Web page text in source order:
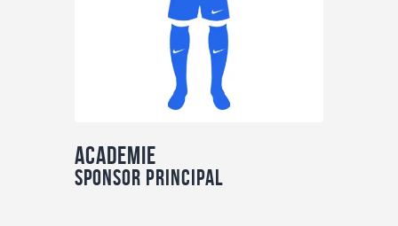
Academie
Sponsor Principal